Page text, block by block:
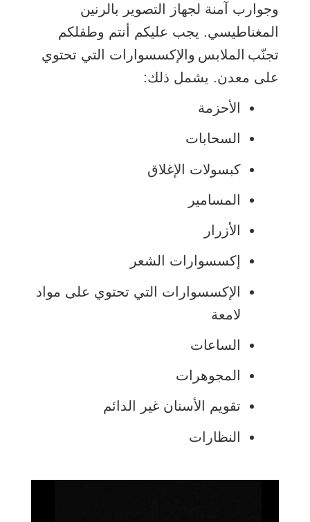
وجوارب آمنة لجهاز التصوير بالرنين
المغناطيسي. يجب عليكم أنتم وطفلكم
تجنّب الملابس والإكسسوارات التي تحتوي
على معدن. يشمل ذلك:
الأحزمة
السحابات
كبسولات الإغلاق
المسامير
الأزرار
إكسسوارات الشعر
الإكسسوارات التي تحتوي على مواد
لامعة
الساعات
المجوهرات
تقويم الأسنان غير الدائم
النظارات